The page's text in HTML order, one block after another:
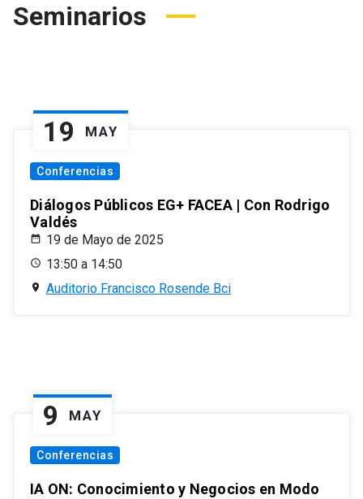
Seminarios
19 MAY
Conferencias
Diálogos Públicos EG+ FACEA | Con Rodrigo
Valdés
19 de Mayo de 2025
13:50 a 14:50
Auditorio Francisco Rosende Bci
9 MAY
Conferencias
IA ON: Conocimiento y Negocios en Modo